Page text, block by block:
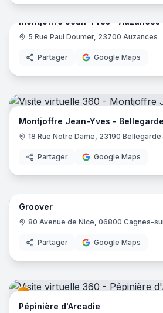
Montjoffre Jean-Yves - Auzances
5 Rue Paul Doumer, 23700 Auzances
Partager Google Maps
Montjoffre Jean-Yves -
18 Rue Notre Dame, 23190
Partager Google Maps
Groover
80 Avenue de Nice, 06800 Cagnes-
Partager Google Maps
Pépinière d'Arcadie